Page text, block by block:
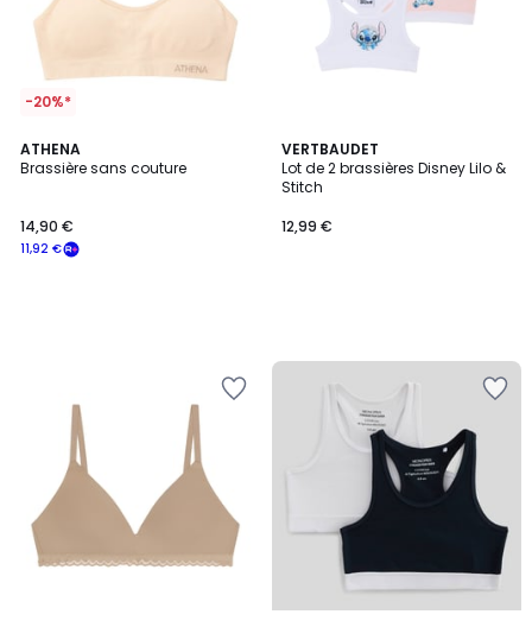
-20%*
ATHENA
Brassière sans couture
€
souscrivez
11,92 €
14,90 €
VERTBAUDET
Lot de 2 brassières Disney Lilo &
Stitch
12,99 €